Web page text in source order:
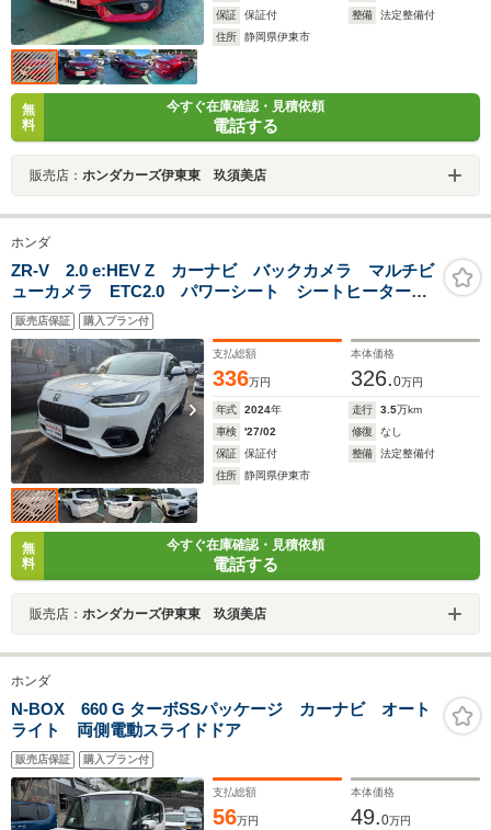
保証
保証付 整備
法定整備付
住所
静岡県伊東市
無
料
今すぐ在庫確認・見積依頼
電話する
販売店： ホンダカーズ伊東東 玖須美店
ホンダ
ZR-V 2.0 e:HEV Z カーナビ バックカメラ マルチビ
ューカメラ ETC2.0 パワーシート シートヒーター
電子制御パーキングブレーキ 電動リアゲート アダプ
ティブクルーズコントロール オートライト オートハ
イビーム
販売店保証 購入プラン付
支払総額
336万円
本体価格
326.0万円
年式 2024年 走行 3.5万km
車検
'27/02 修復
なし
保証
保証付 整備
法定整備付
住所
静岡県伊東市
無
料
今すぐ在庫確認・見積依頼
電話する
販売店： ホンダカーズ伊東東 玖須美店
ホンダ
N-BOX 660 G ターボSSパッケージ カーナビ オート
ライト 両側電動スライドドア
販売店保証 購入プラン付
支払総額
56万円
本体価格
49.0万円